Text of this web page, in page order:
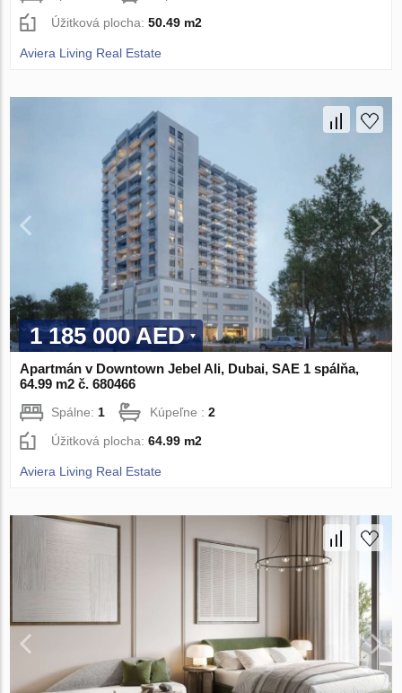
Úžitková plocha:50.49 m2
Aviera Living Real Estate
1 185 000 AED
Apartmán v Downtown Jebel Ali, Dubai, SAE 1 spálňa,
64.99 m2 č. 680466
Spálne: 1 Kúpeľne :2
Úžitková plocha:64.99 m2
Aviera Living Real Estate